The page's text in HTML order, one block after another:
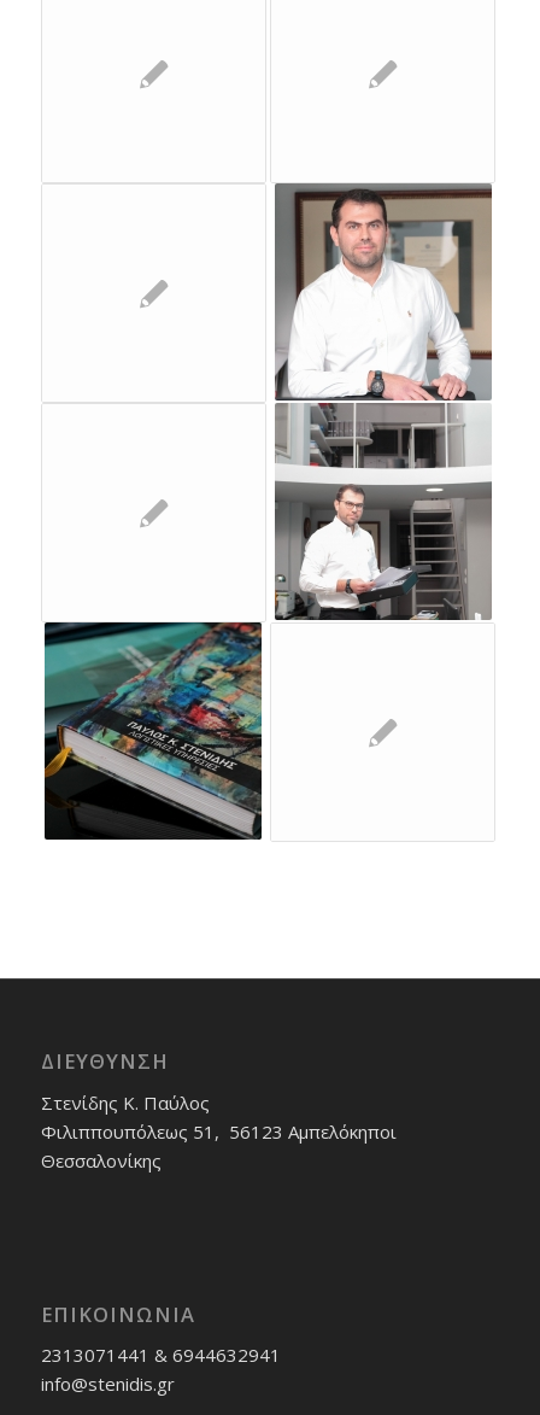
ΔΙΕΎΘΥΝΣΗ
Στενίδης Κ. Παύλος
Φιλιππουπόλεως 51, 56123 Αμπελόκηποι
Θεσσαλονίκης
ΕΠΙΚΟΙΝΩΝΊΑ
2313071441 & 6944632941
info@stenidis.gr